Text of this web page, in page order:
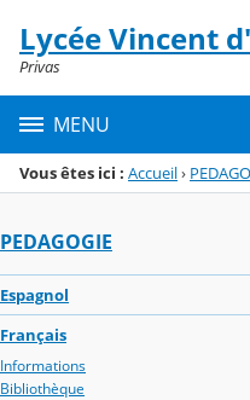
Menu de la rubrique
Contenu
Lycée Vincent
Privas
MENU
Vous êtes ici : Accueil›
PEDAGOGIE
Espagnol
Français
Informations
Bibliothèque